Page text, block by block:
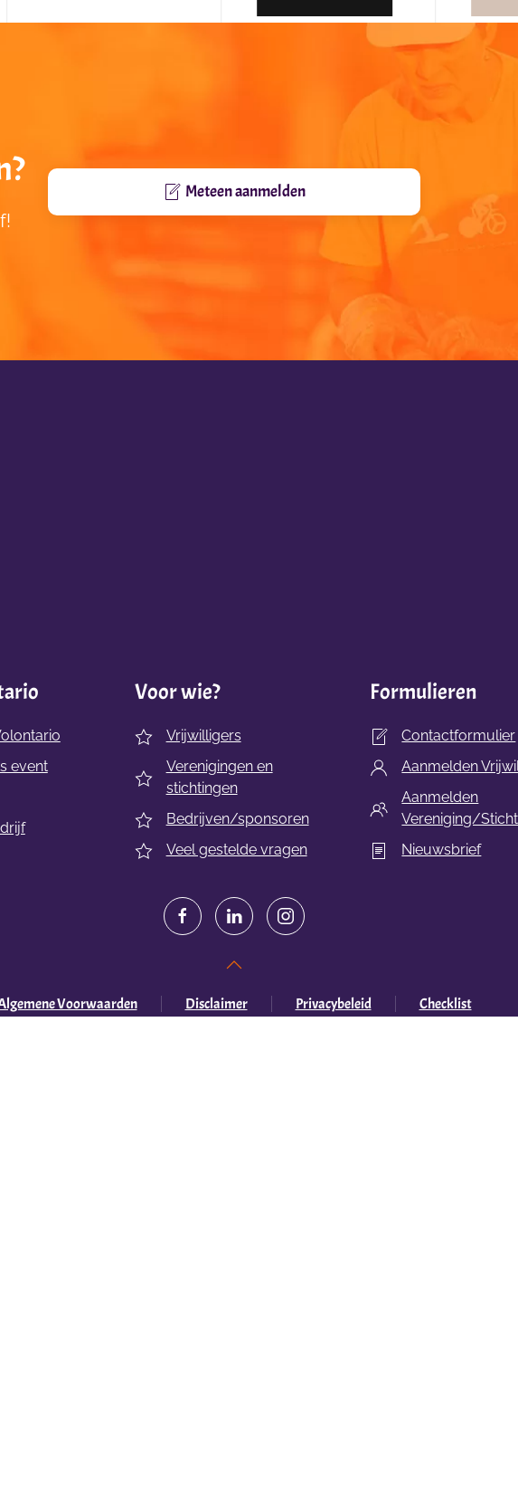
Meteen aanmelden
event
Voor wie?
Vrijwilligers
Verenigingen en
stichtingen
Bedrijven/sponsoren
Veel gestelde vragen
Formulieren
Contactformulier
Aanmelden
Aanmelden
Vereniging/
Nieuwsbrief
Voorwaarden Disclaimer Privacybeleid Checklist